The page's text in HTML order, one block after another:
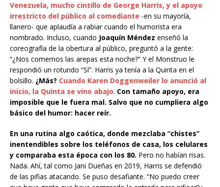
Venezuela, mucho cintillo de George Harris, y el apoyo
irrestricto del público al comediante -en su mayoría,
llanero- que aplaudía a rabiar cuando el humorista era
nombrado. Incluso, cuando Joaquín Méndez enseñó la
coreografía de la obertura al público, preguntó a la gente:
“¿Nos comemos las arepas esta noche?” Y el Monstruo le
respondió un rotundo “Sí”. Harris ya tenía a la Quinta en el
bolsillo. ¿Más? Cuando Karen Doggenweiler lo anunció al
inicio, la Quinta se vino abajo. Con tamaño apoyo, era
imposible que le fuera mal. Salvo que no cumpliera algo
básico del humor: hacer reír.
En una rutina algo caótica, donde mezclaba “chistes”
inentendibles sobre los teléfonos de casa, los celulares
y comparaba esta época con los 80. Pero no habían risas.
Nada. Ahí, tal como Jani Dueñas en 2019, Harris se defendió
de las pifias atacando. Se puso desafiante. “No puedo creer